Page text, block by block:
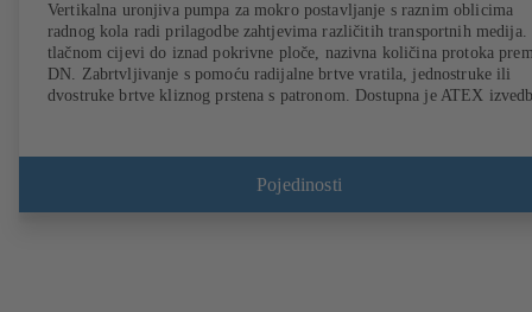
Vertikalna uronjiva pumpa za mokro postavljanje s raznim oblicima
radnog kola radi prilagodbe zahtjevima različitih transportnih medija.
tlačnom cijevi do iznad pokrivne ploče, nazivna količina protoka
DN. Zabrtvljivanje s pomoću radijalne brtve vratila, jednostruke ili
dvostruke brtve kliznog prstena s patronom. Dostupna je ATEX
Pojedinosti